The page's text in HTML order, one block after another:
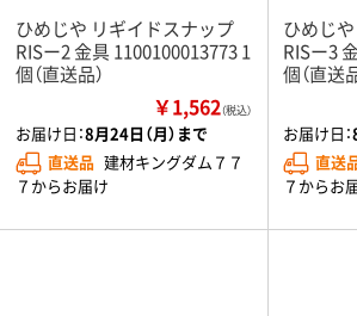
ひめじや リギイドスナップ
RISー2 金具 1100100013773 1
個（直送品）
￥1,562（税込）
お届け日：8月24日（月）まで
直送品 建材キングダム７７
７からお届け
ひめじ
RISー3
個（直送
お届け日：
直送
７からお